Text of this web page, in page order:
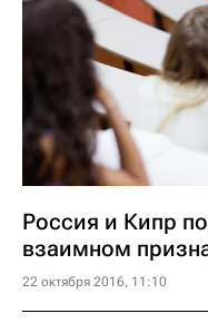
Россия и Кипр
взаимном
22 октября 2016, 11:10